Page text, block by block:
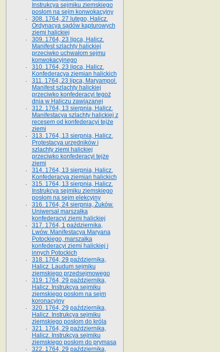
Instrukcya sejmiku ziemskiego
posłom na sejm konwokacyjny
308. 1764, 27 lutego, Halicz.
Ordynacya sądów kapturowych
ziemi halickiej
309. 1764, 23 lipca, Halicz.
Manifest szlachty halickiej
przeciwko uchwałom sejmu
konwokacyjnego
310. 1764, 23 lipca, Halicz.
Konfederacya ziemian halickich
311. 1764, 23 lipca, Maryampol.
Manifest szlachty halickiej
przeciwko konfederacyi tegoż
dnia w Haliczu zawiązanej
312. 1764, 13 sierpnia, Halicz.
Manifestacya szlachty halickiej z
recesem od konfederacyi tejże
ziemi
313. 1764, 13 sierpnia, Halicz.
Protestacya urzędników i
szlachty ziemi halickiej
przeciwko konfederacyi tejże
ziemi
314. 1764, 13 sierpnia, Halicz.
Konfederacya ziemian halickich
315. 1764, 13 sierpnia, Halicz.
Instrukcya sejmiku ziemskiego
posłom na sejm elekcyjny
316. 1764, 24 sierpnia, Żuków.
Uniwersał marszałka
konfederacyi ziemi halickiej
317. 1764, 1 października,
Lwów. Manifestacya Maryana
Potockiego, marszałka
konfederacyi ziemi halickiej i
innych Potockich
318. 1764, 29 października,
Halicz. Laudum sejmiku
ziemskiego przedsejmowego
319. 1764, 29 października,
Halicz. Instrukcya sejmiku
ziemskiego posłom na sejm
koronacyjny
320. 1764, 29 października,
Halicz. Instrukcya sejmiku
ziemskiego posłom do króla
321. 1764, 29 października,
Halicz. Instrukcya sejmiku
ziemskiego posłom do prymasa
322. 1764, 29 października,